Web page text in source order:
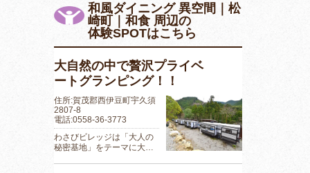
和風ダイニング 異空間｜松
崎町｜和食 周辺の
体験SPOTはこちら
大自然の中で贅沢プライベ
ートグランピング！！
住所:賀茂郡西伊豆町宇久須
2807-8
電話:0558-36-3773
わさびビレッジは「大人の
秘密基地」をテーマに大…